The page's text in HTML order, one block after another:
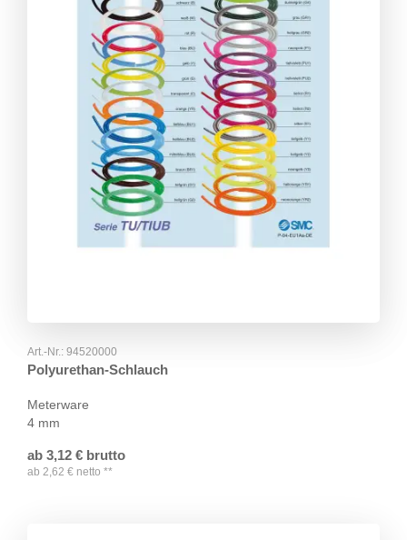
Art.-Nr.: 94520000
Polyurethan-Schlauch
Meterware
4 mm
ab 3,12 € brutto
ab 2,62 € netto **